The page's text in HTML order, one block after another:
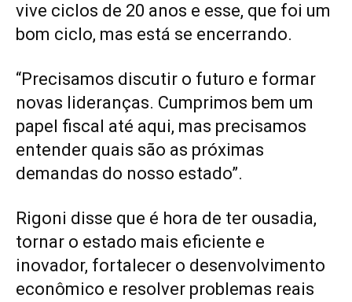
vive ciclos de 20 anos e esse, que foi um
bom ciclo, mas está se encerrando.
“Precisamos discutir o futuro e formar
novas lideranças. Cumprimos bem um
papel fiscal até aqui, mas precisamos
entender quais são as próximas
demandas do nosso estado”.
Rigoni disse que é hora de ter ousadia,
tornar o estado mais eficiente e
inovador, fortalecer o desenvolvimento
econômico e resolver problemas reais